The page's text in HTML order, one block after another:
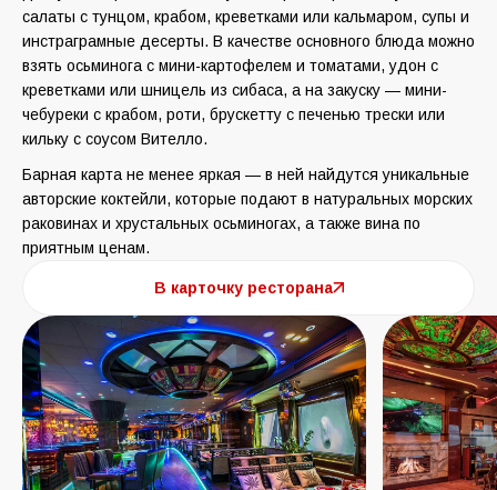
салаты с тунцом, крабом, креветками или кальмаром, супы и
инстраграмные десерты. В качестве основного блюда можно
взять осьминога с мини-картофелем и томатами, удон с
креветками или шницель из сибаса, а на закуску — мини-
чебуреки с крабом, роти, брускетту с печенью трески или
кильку с соусом Вителло.
Барная карта не менее яркая — в ней найдутся уникальные
авторские коктейли, которые подают в натуральных морских
раковинах и хрустальных осьминогах, а также вина по
приятным ценам.
В карточку ресторана